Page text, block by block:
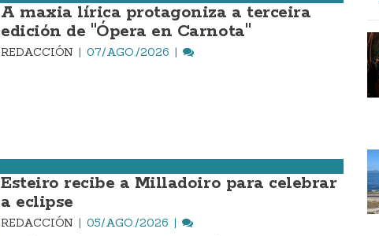
A maxia lírica protagoniza a terceira
edición de "Ópera en Carnota"
REDACCIÓN 07/AGO./2026
Esteiro recibe a Milladoiro para celebrar
a eclipse
REDACCIÓN 05/AGO./2026